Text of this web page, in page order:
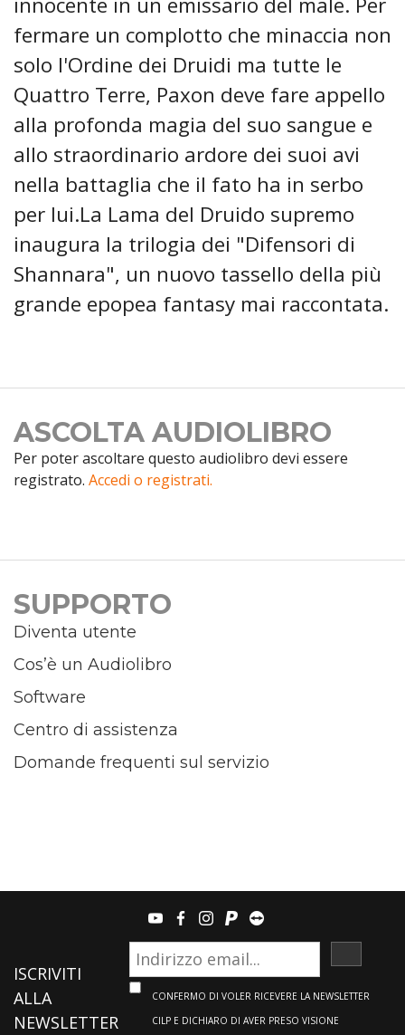
fermare un complotto che minaccia non
solo l'Ordine dei Druidi ma tutte le
Quattro Terre, Paxon deve fare appello
alla profonda magia del suo sangue e
allo straordinario ardore dei suoi avi
nella battaglia che il fato ha in serbo
per lui.La Lama del Druido supremo
inaugura la trilogia dei "Difensori di
Shannara", un nuovo tassello della più
grande epopea fantasy mai raccontata.
ASCOLTA AUDIOLIBRO
Per poter ascoltare questo audiolibro devi essere
registrato. Accedi o registrati.
SUPPORTO
Diventa utente
Cos’è un Audiolibro
Software
Centro di assistenza
Domande frequenti sul servizio
youtubefacebook
instagram
paypalteamviewer
ISCRIVITI
ALLA
NEWSLETTER
CONFERMO DI VOLER RICEVERE LA NEWSLETTER
CILP E DICHIARO DI AVER PRESO VISIONE